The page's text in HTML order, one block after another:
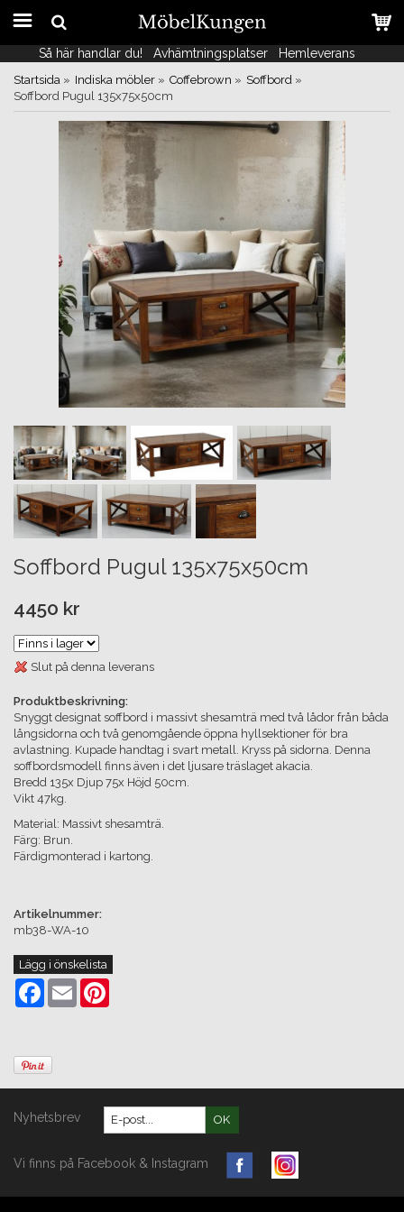
Så här handlar du! Avhämtningsplatser Hemleverans
Så här handlar du! Avhämtningsplatser Hemleverans
Startsida » Indiska möbler » Coffebrown » Soffbord »
Soffbord Pugul 135x75x50cm
Soffbord Pugul 135x75x50cm
4450 kr
Slut på denna leverans
Produktbeskrivning:
Snyggt designat soffbord i massivt shesamträ med två lådor från båda
långsidorna och två genomgående öppna hyllsektioner för bra
avlastning. Kupade handtag i svart metall. Kryss på sidorna. Denna
soffbordsmodell finns även i det ljusare träslaget akacia.
Bredd 135x Djup 75x Höjd 50cm.
Vikt 47kg.
Material: Massivt shesamträ.
Färg: Brun.
Färdigmonterad i kartong.
Artikelnummer:
mb38-WA-10
Lägg i önskelista
Facebook
Email
Nyhetsbrev OK
Vi finns på Facebook & Instagram